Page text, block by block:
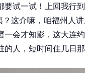
试一试！上回我行
这介嘛，咱福州人
会才知影，这大连
人，短时间住几日